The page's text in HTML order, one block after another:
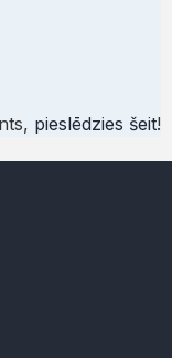
pieslēdzies šeit!